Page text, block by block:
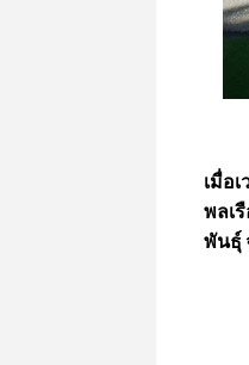
เมื่อ
พลเ
พันธุ์